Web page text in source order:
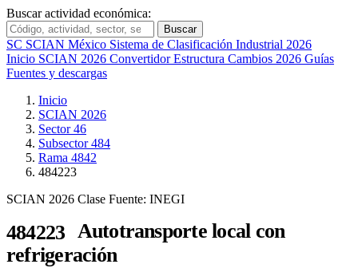
Buscar actividad económica:
Buscar
SC SCIAN México Sistema de Clasificación Industrial 2026
Inicio SCIAN 2026 ConvertidorEstructura Cambios 2026 Guías
Fuentes y descargas
Inicio
SCIAN 2026
Sector 46
Subsector 484
Rama 4842
484223
SCIAN 2026 Clase Fuente: INEGI
484223 Autotransporte local con
refrigeración